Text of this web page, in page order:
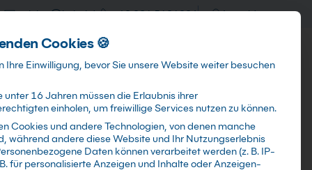
training@kebel.de +49 231 5191986 Anmelden
Suchen
Info & Services Kontakt
Cookies 🍪
Ihre Einwilligung, bevor Sie unsere Website weiter besuchen
unter 16 Jahren müssen die Erlaubnis ihrer
einholen, um freiwillige Services nutzen zu können.
Cookies und andere Technologien, von denen manche
während andere diese Website und Ihr Nutzungserlebnis
Daten können verarbeitet werden (z. B. IP-
für personalisierte Anzeigen und Inhalte oder Anzeigen-